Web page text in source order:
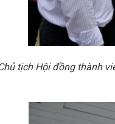
tịch Hội đồng thành